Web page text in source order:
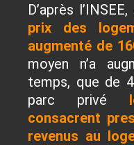
D’après
prix des
augmenté de
moyen n’a
temps, que de
parc privé
consacrent
revenus au